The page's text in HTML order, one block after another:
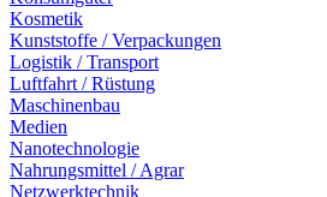
Kosmetik
Kunststoffe / Verpackungen
Logistik / Transport
Luftfahrt / Rüstung
Maschinenbau
Medien
Nanotechnologie
Nahrungsmittel / Agrar
Netzwerktechnik